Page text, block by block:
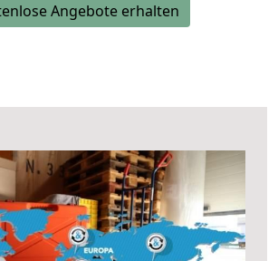
Angebote erhalten